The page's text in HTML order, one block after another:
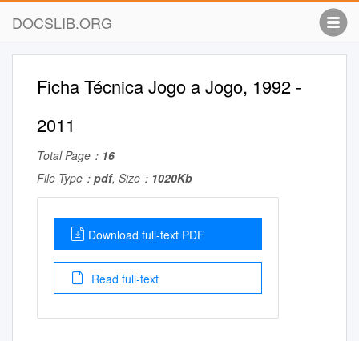
DOCSLIB.ORG
Ficha Técnica Jogo a Jogo, 1992 -
2011
Total Page： 16
File Type： pdf, Size： 1020Kb
Download full-text PDF
Read full-text